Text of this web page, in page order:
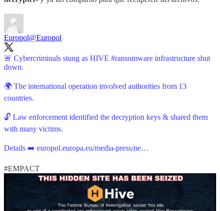
Europol@Europol
🚨 Cybercriminals stung as HIVE #ransomware infrastructure shut
down.
🌍 The international operation involved authorities from 13
countries.
🔓 Law enforcement identified the decryption keys & shared them
with many victims.
Details ➡️ europol.europa.eu/media-press/ne…
#EMPACT